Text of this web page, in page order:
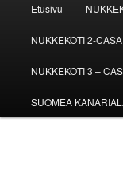
Etusivu
NUKKEKOTI 2-
NUKKEKOTI 3 –
SUOMEA